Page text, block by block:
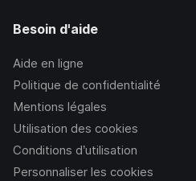
Besoin d'aide
Aide en ligne
Politique de confidentialité
Mentions légales
Utilisation des cookies
Conditions d’utilisation
Personnaliser les cookies